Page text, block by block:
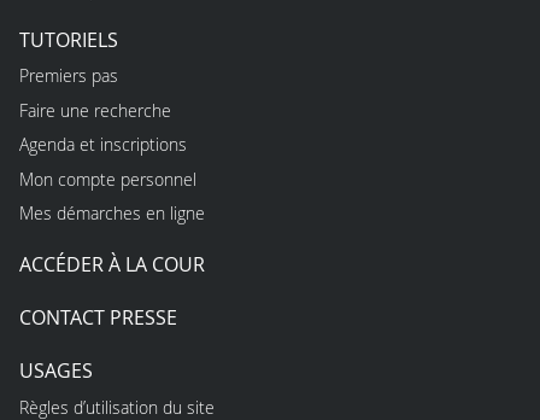
TUTORIELS
Premiers pas
Faire une recherche
Agenda et inscriptions
Mon compte personnel
Mes démarches en ligne
ACCÉDER À LA COUR
CONTACT PRESSE
USAGES
Règles d’utilisation du site